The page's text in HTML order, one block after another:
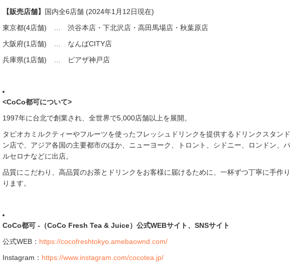
【販売店舗】
国内全6店舗 (2024年1月12日現在)
東京都(4店舗) … 渋谷本店・下北沢店・高田馬場店・秋葉原店
大阪府(1店舗) … なんばCITY店
兵庫県(1店舗) … ピアザ神戸店
<CoCo都可について>
1997年に台北で創業され、全世界で5,000店舗以上を展開。
タピオカミルクティーやフルーツを使ったフレッシュドリンクを提供するドリンクスタン
ン店で、アジア各国の主要都市のほか、ニューヨーク、トロント、シドニー、ロンドン、
ルセロナなどに出店。
品質にこだわり、高品質のお茶とドリンクをお客様に届けるために、一杯ずつ丁寧に手作
ります。
CoCo都可 -（CoCo Fresh Tea & Juice）公式WEBサイト、SNSサイト
公式WEB： https://cocofreshtokyo.amebaownd.com/
Instagram： https://www.instagram.com/cocotea.jp/